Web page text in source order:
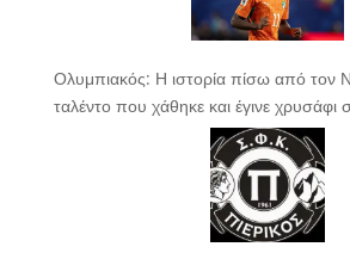
Ολυμπιακός: Η ιστορία πίσω από τον
ταλέντο που χάθηκε και έγινε χρυσάφι